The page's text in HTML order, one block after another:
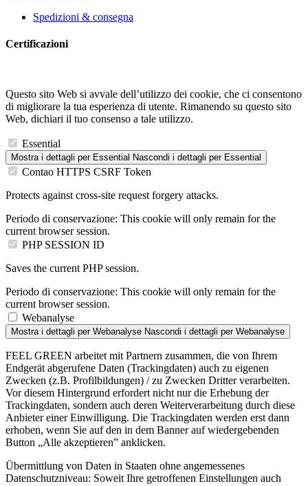
Spedizioni & consegna
Certificazioni
Questo sito Web si avvale dell’utilizzo dei cookie, che ci consentono
di migliorare la tua esperienza di utente. Rimanendo su questo sito
Web, dichiari il tuo consenso a tale utilizzo.
Essential
Mostra i dettagli per Essential Nascondi i dettagli per Essential
Contao HTTPS CSRF Token
Protects against cross-site request forgery attacks.
Periodo di conservazione: This cookie will only remain for the
current browser session.
PHP SESSION ID
Saves the current PHP session.
Periodo di conservazione: This cookie will only remain for the
current browser session.
Webanalyse
Mostra i dettagli per Webanalyse Nascondi i dettagli per Webanalyse
FEEL GREEN arbeitet mit Partnern zusammen, die von Ihrem
Endgerät abgerufene Daten (Trackingdaten) auch zu eigenen
Zwecken (z.B. Profilbildungen) / zu Zwecken Dritter verarbeiten.
Vor diesem Hintergrund erfordert nicht nur die Erhebung der
Trackingdaten, sondern auch deren Weiterverarbeitung durch diese
Anbieter einer Einwilligung. Die Trackingdaten werden erst dann
erhoben, wenn Sie auf den in dem Banner auf wiedergebenden
Button „Alle akzeptieren” anklicken.
Übermittlung von Daten in Staaten ohne angemessenes
Datenschutzniveau: Soweit Ihre getroffenen Einstellungen auch